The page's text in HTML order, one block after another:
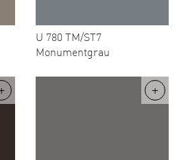
U 780 TM/ST7
Monumentgrau